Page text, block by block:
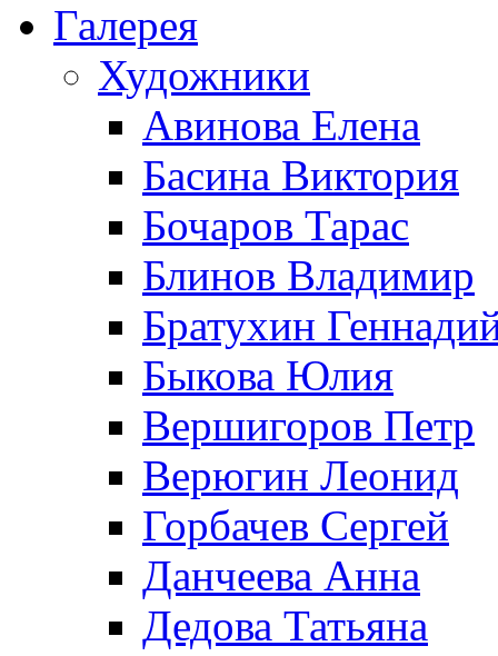
Галерея
Художники
Авинова Елена
Басина Виктория
Бочаров Тарас
Блинов Владимир
Братухин
Быкова Юлия
Вершигоров Петр
Верюгин Леонид
Горбачев Сергей
Данчеева Анна
Дедова Татьяна